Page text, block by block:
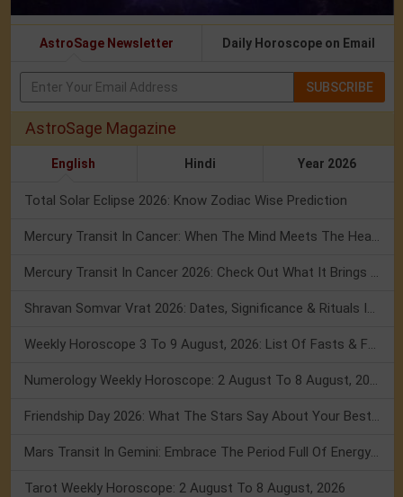
AstroSage Newsletter Daily Horoscope on Email
SUBSCRIBE
AstroSage Magazine
English Hindi Year 2026
Total Solar Eclipse 2026: Know Zodiac Wise Prediction
Tarot Weekly Horoscope: 2 August To 8 August, 2026